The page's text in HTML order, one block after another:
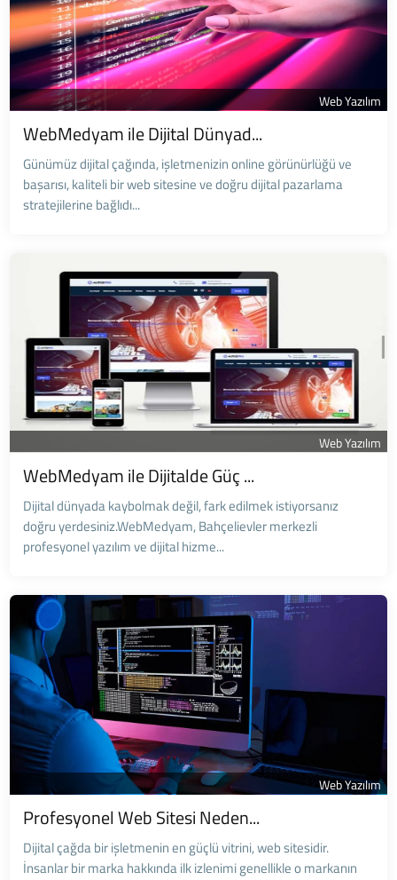
Web Yazılım
WebMedyam ile Dijital Dünyad...
Günümüz dijital çağında, işletmenizin online görünürlüğü ve
başarısı, kaliteli bir web sitesine ve doğru dijital pazarlama
stratejilerine bağlıdı...
Web Yazılım
WebMedyam ile Dijitalde Güç ...
Dijital dünyada kaybolmak değil, fark edilmek istiyorsanız
doğru yerdesiniz.WebMedyam, Bahçelievler merkezli
profesyonel yazılım ve dijital hizme...
Web Yazılım
Profesyonel Web Sitesi Neden...
Dijital çağda bir işletmenin en güçlü vitrini, web sitesidir.
İnsanlar bir marka hakkında ilk izlenimi genellikle o markanın